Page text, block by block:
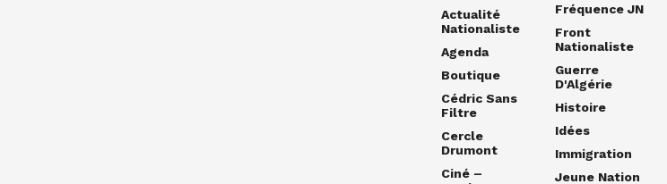
Actualité
Nationaliste
Agenda
Boutique
Cédric Sans
Filtre
Cercle
Drumont
Ciné –
Fréquence JN
Front
Nationaliste
Guerre
D'Algérie
Histoire
Idées
Immigration
Jeune Nation